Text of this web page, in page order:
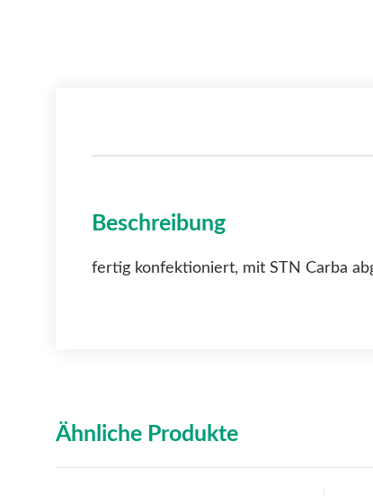
Beschreibung
fertig konfektioniert, mit STN Carba
Ähnliche Produkte